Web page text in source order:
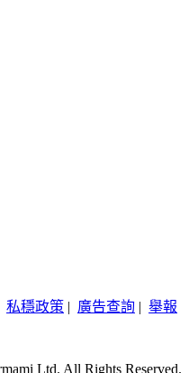
私穩政策 | 廣告查詢 | 舉報
Ltd. All Rights Reserved.